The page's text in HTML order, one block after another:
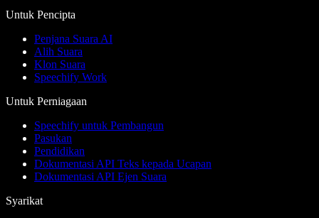
Untuk Pencipta
Penjana Suara AI
Alih Suara
Klon Suara
Speechify Work
Untuk Perniagaan
Speechify untuk Pembangun
Pasukan
Pendidikan
Dokumentasi API Teks kepada Ucapan
Dokumentasi API Ejen Suara
Syarikat